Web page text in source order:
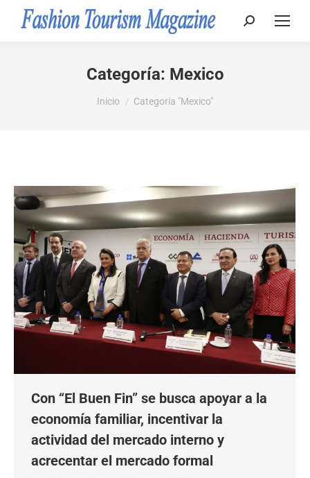
Buscar:
Categoría: Mexico
Estás aquí:
Inicio Categoría "Mexico"
Con “El Buen Fin” se busca apoyar a la
economía familiar, incentivar la
actividad del mercado interno y
acrecentar el mercado formal